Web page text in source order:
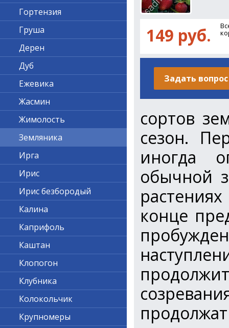
149 руб.
Задать вопрос
сортов
сезон.
иногда
обычной
конце
Гортензия
Груша
Дерен
Дуб
Ежевика
Жасмин
Жимолость
Земляника
Ирга
Ирис
Ирис безбородый
Калина
Каприфоль
Каштан
Клопогон
Клубника
Колокольчик
Крупномеры